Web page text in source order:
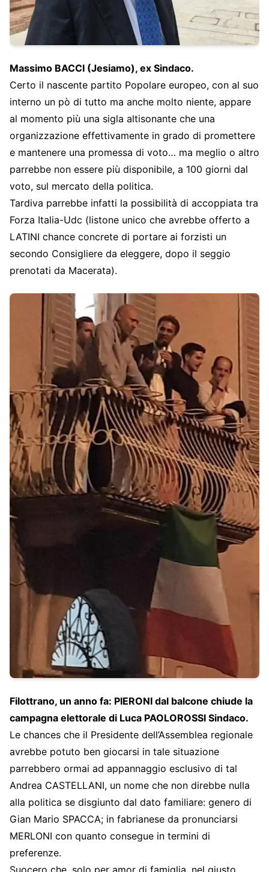
Massimo BACCI (Jesiamo), ex Sindaco.
Certo il nascente partito Popolare europeo, con al suo
interno un pò di tutto ma anche molto niente, appare
al momento più una sigla altisonante che una
organizzazione effettivamente in grado di promettere
e mantenere una promessa di voto… ma meglio o altro
parrebbe non essere più disponibile, a 100 giorni dal
voto, sul mercato della politica.
Tardiva parrebbe infatti la possibilità di accoppiata tra
Forza Italia-Udc (listone unico che avrebbe offerto a
LATINI chance concrete di portare ai forzisti un
secondo Consigliere da eleggere, dopo il seggio
prenotati da Macerata).
Filottrano, un anno fa: PIERONI dal balcone chiude la
campagna elettorale di Luca PAOLOROSSI Sindaco.
Le chances che il Presidente dell’Assemblea regionale
avrebbe potuto ben giocarsi in tale situazione
parrebbero ormai ad appannaggio esclusivo di tal
Andrea CASTELLANI, un nome che non direbbe nulla
alla politica se disgiunto dal dato familiare: genero di
Gian Mario SPACCA; in fabrianese da pronunciarsi
MERLONI con quanto consegue in termini di
preferenze.